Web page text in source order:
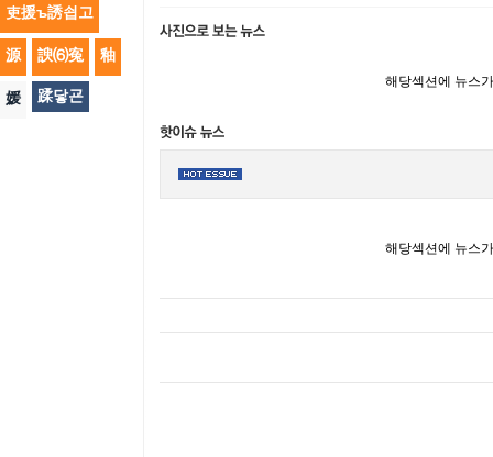
吏援ъ誘쇱고
源 諛⑹寃 釉
媛 蹂닿굔
해당섹션에 뉴스
해당섹션에 뉴스